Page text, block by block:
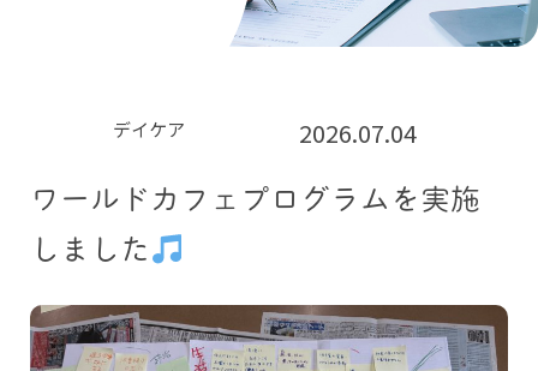
デイケア 2026.07.04
ワールドカフェプログラムを実施
しました